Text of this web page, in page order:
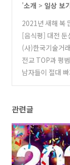
'소개 > 일상 보
2021년 새해 복
[음식평] 대전 둔
(사)한국기술거
대한 감사의 말씀
전교 TOP과 평
(0)
관련글